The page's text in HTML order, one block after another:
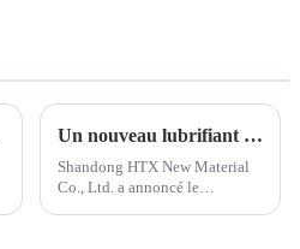
Un nouveau lubrifiant externe en PVC améliore les performances du produit
Shandong HTX New Material
Co., Ltd. a annoncé le